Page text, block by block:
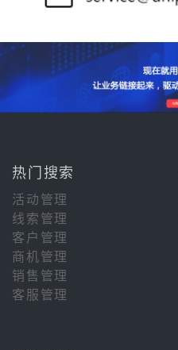
热门搜索
活动管理
线索管理
客户管理
商机管理
销售管理
客服管理